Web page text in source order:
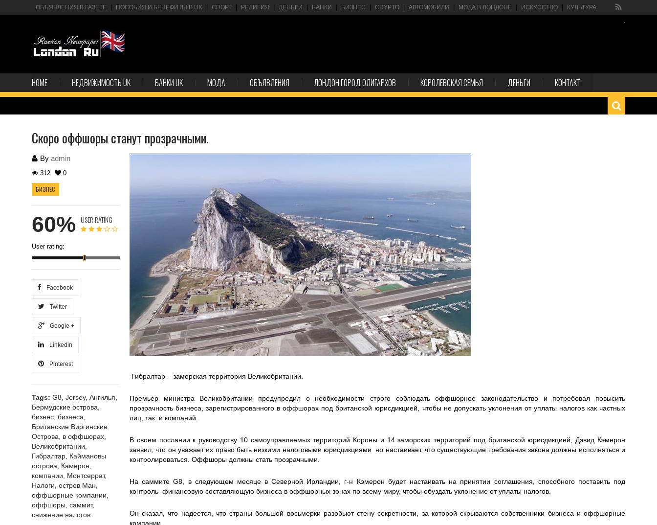
ОБЪЯВЛЕНИЯ В ГАЗЕТЕ ПОСОБИЯ И БЕНЕФИТЫ В UK СПОРТ РЕЛИГИЯ ДЕНЬГИ БАНКИ БИЗНЕС CRYPTO АВТОМОБИЛИ МОДА В ЛОНДОНЕ ИСКУССТВО КУЛЬТУРА
HOME НЕДВИЖИМОСТЬ UK БАНКИ UK МОДА ОБЪЯВЛЕНИЯ ЛОНДОН ГОРОД ОЛИГАРХОВ КОРОЛЕВСКАЯ СЕМЬЯ ДЕНЬГИ КОНТАКТ
Скоро оффшоры станут прозрачными.
By admin
312 0
БИЗНЕС
60% USER RATING
User rating:
Facebook
Twitter
Google +
Linkedin
Pinterest
Tags: G8 Jersey, Ангилья
Бермудские острова
бизнес бизнеса
Британские Виргинские
Острова
в оффшорах
Великобритании
Гибралтар Каймановы
острова
Камерон
компании
Монтсеррат,
Налоги остров Ман
оффшорные компании
оффшоры саммит,
снижение налогов
Гибралтар – заморская территория Великобритании.
Премьер министра Великобритании предупредил о необходимости строго соблюдать оффшорное законодательство и потребовал повысить
прозрачность бизнеса, зарегистрированного в оффшорах под британской юрисдикцией, чтобы не допускать уклонения от уплаты налогов как частных
лиц, так и компаний.
В своем послании к руководству 10 самоуправляемых территорий Короны и 14 заморских территорий под британской юрисдикцией, Дэвид Кэмерон
заявил, что он уважает их право быть низкими налоговыми юрисдикциями но настаивает, что существующие требования закона должны исполняться и
контролироваться. Оффшоры должны стать прозрачными.
На саммите G8, в следующем месяце в Северной Ирландии, г-н Кэмерон будет настаивать на принятии соглашения, способного поставить под
контроль финансовую составляющую бизнеса в оффшорных зонах по всему миру, чтобы обуздать уклонение от уплаты налогов.
Он сказал, что надеется, что страны большой восьмерки разобьют стену секретности, за которой скрываются собственники бизнеса и оффшорные
компании.